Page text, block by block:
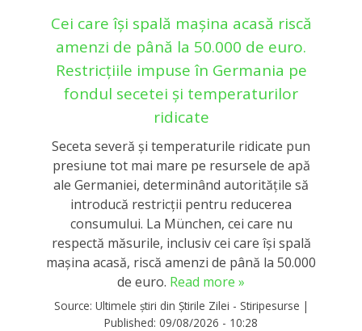
Cei care își spală mașina acasă riscă
amenzi de până la 50.000 de euro.
Restricțiile impuse în Germania pe
fondul secetei și temperaturilor
ridicate
Seceta severă și temperaturile ridicate pun
presiune tot mai mare pe resursele de apă
ale Germaniei, determinând autoritățile să
introducă restricții pentru reducerea
consumului. La München, cei care nu
respectă măsurile, inclusiv cei care își spală
mașina acasă, riscă amenzi de până la 50.000
de euro. Read more »
Source: Ultimele știri din Știrile Zilei - Stiripesurse |
Published: 09/08/2026 - 10:28